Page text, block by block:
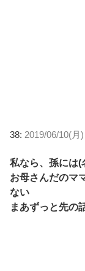
38: 2019/06/10(月
私なら、孫には(
お母さんだのマ
ない
まあずっと先の